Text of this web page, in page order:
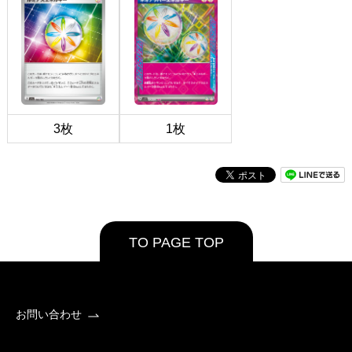
3枚 1枚
TO PAGE TOP
お問い合わせ